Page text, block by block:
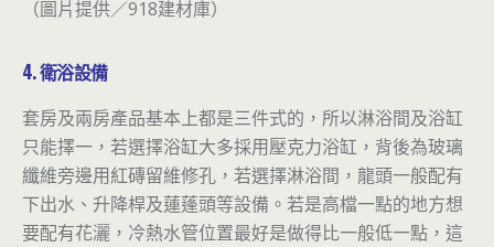
（圖片提供／918建材庫）
4. 衛浴設備
套房及兩房產品基本上都是三件式的，所以淋浴間及浴缸
只能擇一，若選擇浴缸大多採用壓克力浴缸，背後為玻璃
纖維旁邊用紅磚留維修孔，若選擇淋浴間，龍頭一般配有
下出水、升降桿及蓮蓬頭等設備。若是高檔一點的地方想
要配有花灑，冷熱水管位置最好是做得比一般低一點，這